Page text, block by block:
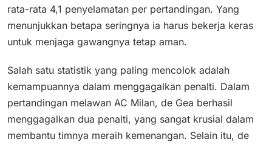
rata-rata 4,1 penyelamatan per pertandingan. Yang
menunjukkan betapa seringnya ia harus bekerja keras
untuk menjaga gawangnya tetap aman.
Salah satu statistik yang paling mencolok adalah
kemampuannya dalam menggagalkan penalti. Dalam
pertandingan melawan AC Milan, de Gea berhasil
menggagalkan dua penalti, yang sangat krusial dalam
membantu timnya meraih kemenangan. Selain itu, de